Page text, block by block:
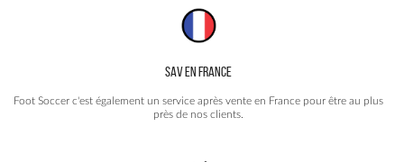
SAV EN FRANCE
Foot Soccer c'est également un service après vente en France pour être au plus
près de nos clients.